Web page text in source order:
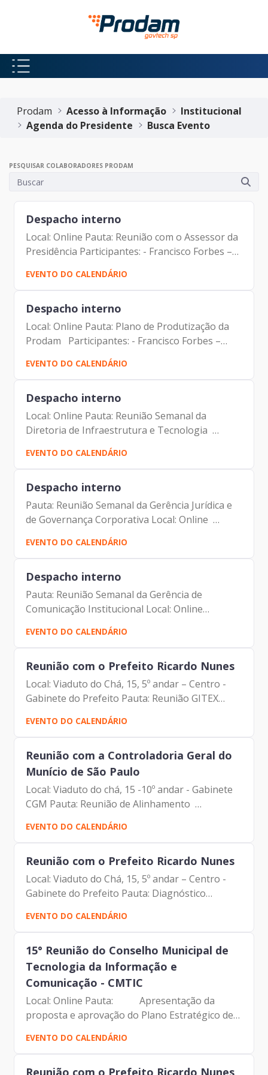
Pular para o Conteúdo principal
Prodam
Acesso à Informação
Institucional
Agenda do Presidente
Busca Evento
PESQUISAR COLABORADORES PRODAM
Despacho interno
Local: Online Pauta: Reunião com o Assessor da
Presidência Participantes: - Francisco Forbes –
Presidente | Prodam-SP - Marlon Farias da Luz
- Assessor da Presidência | Prodam-SP
EVENTO DO CALENDÁRIO
Despacho interno
Local: Online Pauta: Plano de Produtização da
Prodam Participantes: - Francisco Forbes –
Presidente | Prodam-SP - André Tomiatto -
Assessor da Presidência | Prodam-SP - Maurício
Gonçalves...
EVENTO DO CALENDÁRIO
Despacho interno
Local: Online Pauta: Reunião Semanal da
Diretoria de Infraestrutura e Tecnologia
Participantes: - Francisco Forbes – Presidente |
Prodam-SP - André Tomiatto - Assessor da
Presidência | Prodam-SP...
EVENTO DO CALENDÁRIO
Despacho interno
Pauta: Reunião Semanal da Gerência Jurídica e
de Governança Corporativa Local: Online
Participantes: - Francisco Forbes – Presidente |
Prodam-SP - André Tomiatto - Assessor da
Presidência |...
EVENTO DO CALENDÁRIO
Despacho interno
Pauta: Reunião Semanal da Gerência de
Comunicação Institucional Local: Online
Participantes: - Francisco Forbes – Presidente |
Prodam-SP - André Tomiatto - Assessor da
Presidência | Prodam-SP -...
EVENTO DO CALENDÁRIO
Reunião com o Prefeito Ricardo Nunes
Local: Viaduto do Chá, 15, 5º andar – Centro -
Gabinete do Prefeito Pauta: Reunião GITEX
Participantes: Vice-Presidente Executiva do
Centro Mundial de Comércio de Dubai e
Diretora Executiva da...
EVENTO DO CALENDÁRIO
Reunião com a Controladoria Geral do
Munício de São Paulo
Local: Viaduto do chá, 15 -10º andar - Gabinete
CGM Pauta: Reunião de Alinhamento
Participantes: - Francisco Forbes – Presidente |
Prodam-SP - Daniel Falcão – Controlador |
Controladoria Geral do...
EVENTO DO CALENDÁRIO
Reunião com o Prefeito Ricardo Nunes
Local: Viaduto do Chá, 15, 5º andar – Centro -
Gabinete do Prefeito Pauta: Diagnóstico
Prodam Participantes: Secretaria de Governo e
Prodam
EVENTO DO CALENDÁRIO
15° Reunião do Conselho Municipal de
Tecnologia da Informação e
Comunicação - CMTIC
Local: Online Pauta: Apresentação da
proposta e aprovação do Plano Estratégico de
Tecnologia da Informação e Comunicação –
PETIC 2025-2028; Apresentação do Relatório
semestral sobre o uso...
EVENTO DO CALENDÁRIO
Reunião com o Prefeito Ricardo Nunes